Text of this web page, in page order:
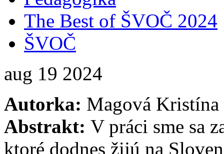
The Best of ŠVOČ 2024
ŠVOČ
aug 19 2024
Autorka: Magová Kristína
Abstrakt: V práci sme sa
ktoré dodnes žijú na